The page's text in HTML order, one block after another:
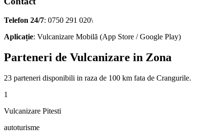
Telefon 24/7: 0750 291 020\
Aplicație: Vulcanizare Mobilă (App Store / Google Play)
Parteneri de Vulcanizare in Zona
23 parteneri disponibili in raza de 100 km fata de Crangurile.
1
Vulcanizare Pitesti
autoturisme